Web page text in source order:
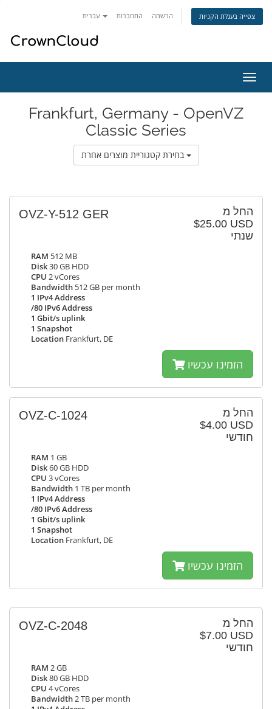
התחברות הרשמה צפייה בעגלת הקניות
ניווט
Frankfurt, Germany - OpenVZ
Classic Series
בחירת קטגוריית מוצרים אחרת
החל מ
$25.00 USD
שנתי
OVZ-Y-512 GER
RAM 512 MB
Disk30 GB HDD
CPU 2 vCores
Bandwidth 512 GB per month
1 IPv4 Address
/80 IPv6 Address
1 Gbit/s uplink
1 Snapshot
Location Frankfurt, DE
הזמינו עכשיו
החל מ
$4.00 USD
חודשי
OVZ-C-1024
RAM 1 GB
Disk60 GB HDD
CPU 3 vCores
Bandwidth 1 TB per month
1 IPv4 Address
/80 IPv6 Address
1 Gbit/s uplink
1 Snapshot
Location Frankfurt, DE
הזמינו עכשיו
החל מ
$7.00 USD
חודשי
OVZ-C-2048
RAM 2 GB
Disk80 GB HDD
CPU 4 vCores
Bandwidth2 TB per month